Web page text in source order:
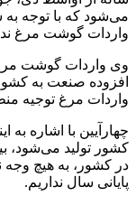
می‌شود که با توجه به
واردات گوشت مرغ
افزوده صنعت به
واردات مرغ توجیه
کشور تولید می‌شود،
در کشور، به هیچ وجه
پایانی سال نداریم.